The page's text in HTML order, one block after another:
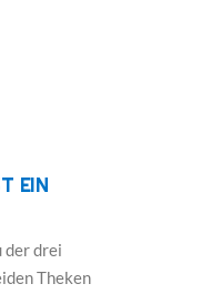
EIN
der drei
Theken